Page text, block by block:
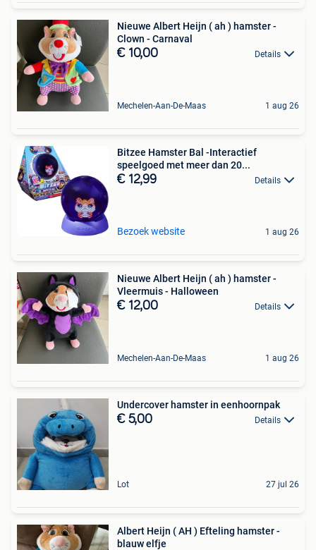
Nieuwe Albert Heijn ( ah ) hamster -
Clown - Carnaval
€ 10,00 Details
Mechelen-Aan-De-Maas 1 aug 26
Bitzee Hamster Bal -Interactief
speelgoed met meer dan 20...
€ 12,99 Details
Bezoek website 1 aug 26
Nieuwe Albert Heijn ( ah ) hamster -
Vleermuis - Halloween
€ 12,00 Details
Mechelen-Aan-De-Maas 1 aug 26
Undercover hamster in eenhoornpak
€ 5,00 Details
Lot 27 jul 26
Albert Heijn ( AH ) Efteling hamster -
blauw elfje